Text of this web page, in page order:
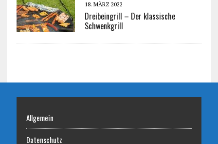
18. MÄRZ 2022
Dreibeingrill – Der klassische
Schwenkgrill
Allgemein
Datenschutz